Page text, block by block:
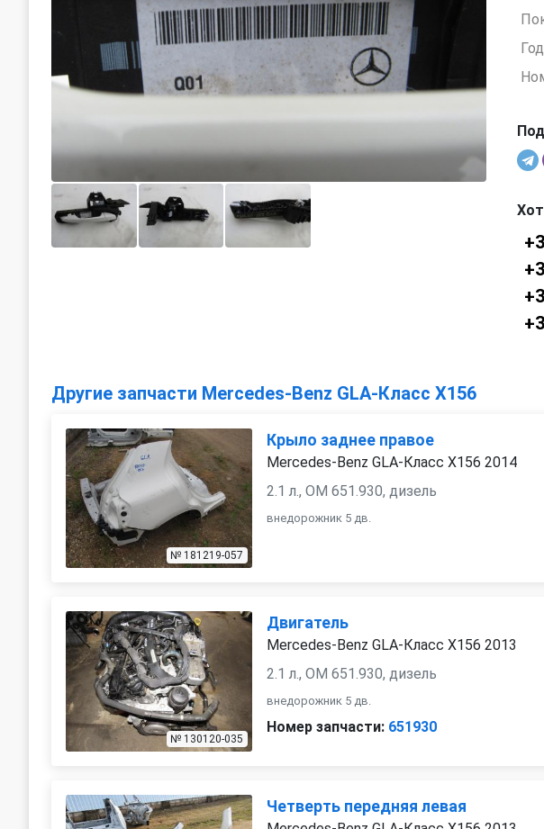
Год
Другие запчасти Mercedes-Benz GLA-Класс X156
№ 181219-057
Крыло заднее правое
Mercedes-Benz GLA-Класс X156 2014
2.1 л., OM 651.930, дизель
внедорожник 5 дв.
№ 130120-035
Двигатель
Mercedes-Benz GLA-Класс X156 2013
2.1 л., OM 651.930, дизель
внедорожник 5 дв.
Номер запчасти: 651930
Четверть передняя левая